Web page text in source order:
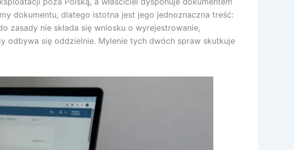
dokumentu, dlatego istotna jest jego jednoznaczna treść:
zasady nie składa się wniosku o wyrejestrowanie,
odbywa się oddzielnie. Mylenie tych dwóch spraw skutkuje